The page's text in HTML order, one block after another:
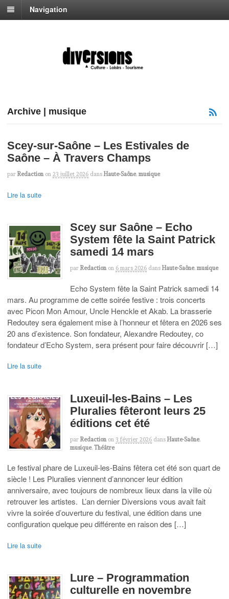
Navigation
Archive | musique
Scey-sur-Saône – Les Estivales de
Saône – À Travers Champs
par Redaction on 23 juillet 2026 dans Haute-Saône, musique
Lire la suite
Scey sur Saône – Echo
System fête la Saint Patrick
samedi 14 mars
par Redaction on 6 mars 2026 dans Haute-Saône, musique
Echo System fête la Saint Patrick samedi 14
mars. Au programme de cette soirée festive : trois concerts
avec Picon Mon Amour, Uncle Henckle et Akab. La brasserie
Redoutey sera également mise à l’honneur et fêtera en 2026 ses
20 ans d’existence. Son fondateur, Alexandre Redoutey, co
fondateur d’Echo System, sera présent pour faire découvrir […]
Lire la suite
Luxeuil-les-Bains – Les
Pluralies fêteront leurs 25
éditions cet été
par Redaction on 3 février 2026 dans Haute-Saône,
musique, Théâtre
Le festival phare de Luxeuil-les-Bains fêtera cet été son quart de
siècle ! Les Pluralies viennent d’annoncer leur édition
anniversaire, avec toujours de nombreux lieux dans la ville où
retrouver les artistes. L’an dernier Diversions vous avait fait
vivre la soirée d’ouverture du festival, une édition dans une
configuration quelque peu différente en raison des […]
Lire la suite
Lure – Programmation
culturelle en novembre